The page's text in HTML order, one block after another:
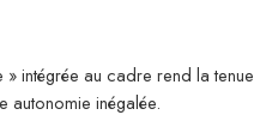
intégrée au cadre rend la tenue
autonomie inégalée.